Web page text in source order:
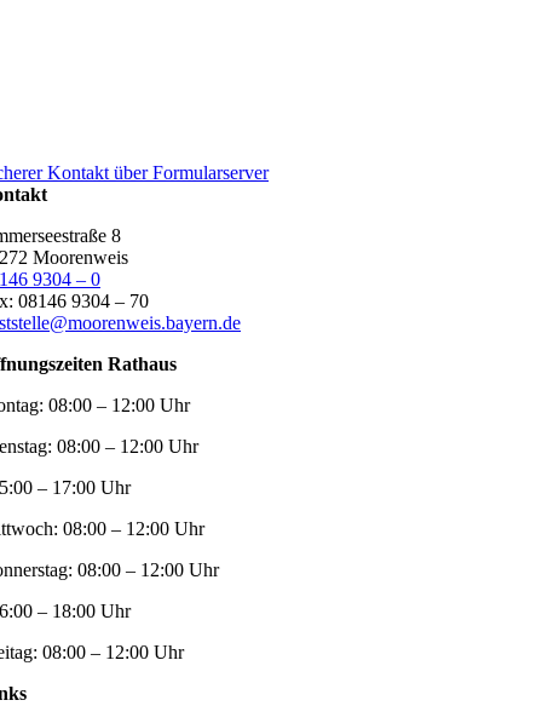
Kontakt über Formularserver
8
Moorenweis
9304 – 0
08146 9304 – 70
Rathaus
08:00 – 12:00 Uhr
08:00 – 12:00 Uhr
– 17:00 Uhr
08:00 – 12:00 Uhr
08:00 – 12:00 Uhr
– 18:00 Uhr
08:00 – 12:00 Uhr